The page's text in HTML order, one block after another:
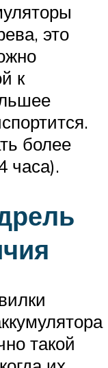
это
к
более
часа).
такой